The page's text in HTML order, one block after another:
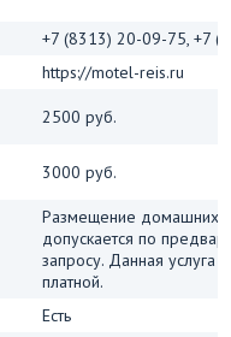
+7 (8313) 20-09-75, +7
https://motel-reis.ru
2500 руб.
3000 руб.
Размещение домашних
допускается по
запросу. Данная услуга
платной.
Есть